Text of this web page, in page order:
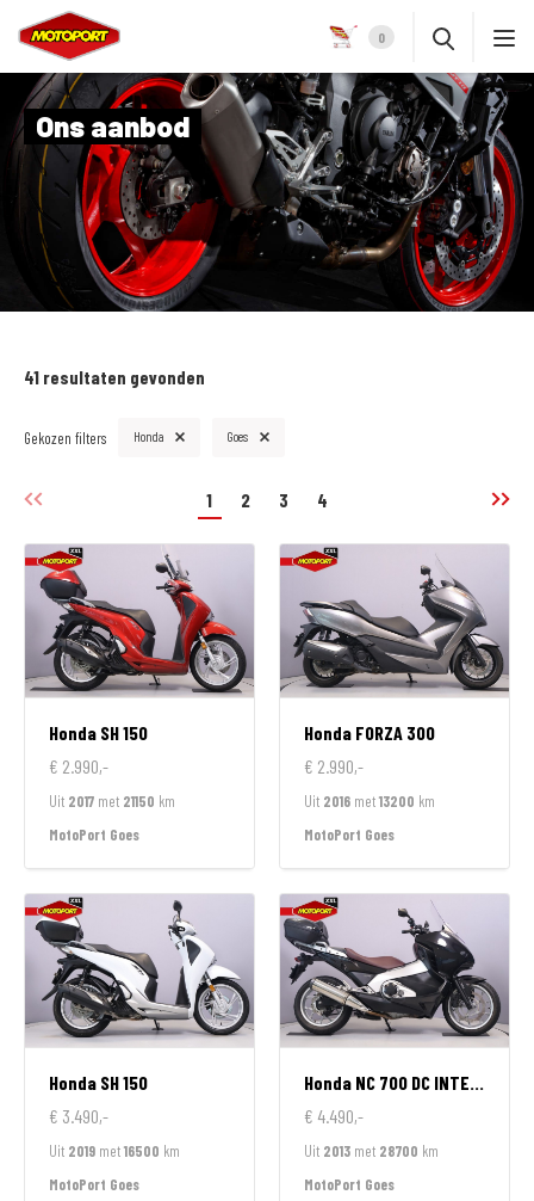
0
Ons aanbod
41 resultaten gevonden
Gekozen filters Honda Goes
1 2 3 4
Honda SH 150
€ 2.990,-
Uit 2017 met 21150 km
MotoPort Goes
Honda FORZA 300
€ 2.990,-
Uit 2016 met13200 km
MotoPort Goes
Honda SH 150
€ 3.490,-
Uit 2019 met16500 km
MotoPort Goes
Honda NC 700 DC INTEGRA
€ 4.490,-
Uit 2013 met 28700 km
MotoPort Goes